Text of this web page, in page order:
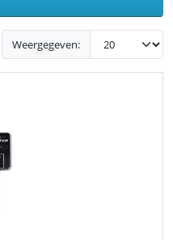
Weergegeven: